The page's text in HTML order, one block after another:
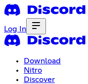
Log In
Download
Nitro
Discover